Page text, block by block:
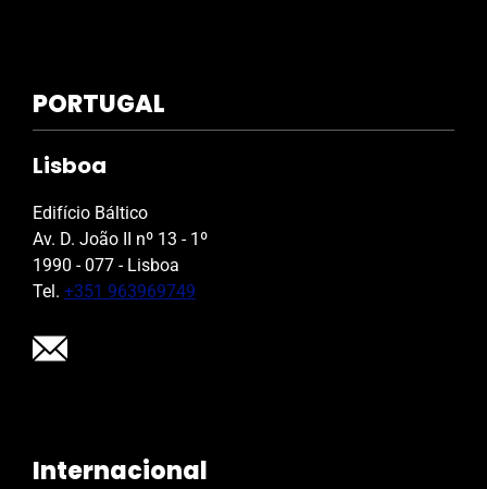
PORTUGAL
Lisboa
Edifício Báltico
Av. D. João II nº 13 - 1º
1990 - 077 - Lisboa
Tel. +351 963969749
Internacional